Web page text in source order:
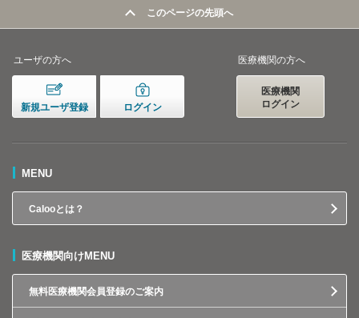
このページの先頭へ
ユーザの方へ
新規ユーザ登録 ログイン
医療機関の方へ
医療機関
ログイン
MENU
Calooとは？
医療機関向けMENU
無料医療機関会員登録のご案内